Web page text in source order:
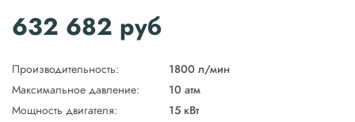
632 682 руб
Производительность:
1800 л/мин
Максимальное давление:
10 атм
Мощность двигателя:
15 кВт